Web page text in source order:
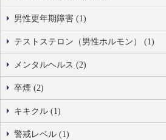
男性更年期障害 (1)
テストステロン（男性ホルモン） (1)
メンタルヘルス (2)
卒煙 (2)
キキクル (1)
警戒レベル (1)